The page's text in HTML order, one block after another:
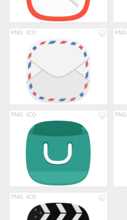
PNG ICO PNG
PNG ICO PNG
PNG ICO